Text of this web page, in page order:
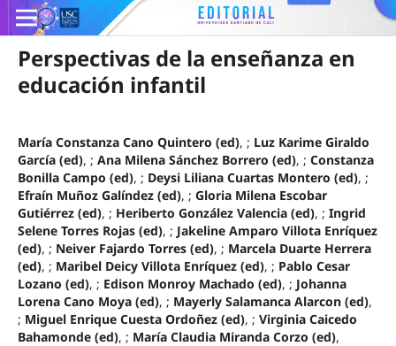
Perspectivas de la enseñanza en
educación infantil
María Constanza Cano Quintero (ed), ; Luz Karime Giraldo
García (ed), ; Ana Milena Sánchez Borrero (ed), ; Constanza
Bonilla Campo (ed), ; Deysi Liliana Cuartas Montero (ed), ;
Efraín Muñoz Galíndez (ed), ; Gloria Milena Escobar
Gutiérrez (ed), ; Heriberto González Valencia (ed), ; Ingrid
Selene Torres Rojas (ed), ; Jakeline Amparo Villota Enríquez
(ed), ; Neiver Fajardo Torres (ed), ; Marcela Duarte Herrera
(ed), ; Maribel Deicy Villota Enríquez (ed), ; Pablo Cesar
Lozano (ed), ; Edison Monroy Machado (ed), ; Johanna
Lorena Cano Moya (ed), ; Mayerly Salamanca Alarcon (ed),
; Miguel Enrique Cuesta Ordoñez (ed), ; Virginia Caicedo
Bahamonde (ed), ; María Claudia Miranda Corzo (ed),